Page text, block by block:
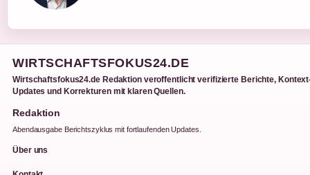
WIRTSCHAFTSFOKUS24.DE
Wirtschaftsfokus24.de Redaktion veroffentlicht verifizierte Berichte,
Updates und Korrekturen mit klaren Quellen.
Redaktion
Abendausgabe Berichtszyklus mit fortlaufenden Updates.
Über uns